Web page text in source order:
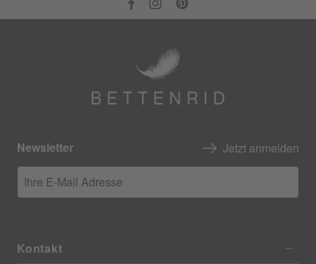
Newsletter Jetzt anmelden
Ihre E-Mail Adresse
Kontakt